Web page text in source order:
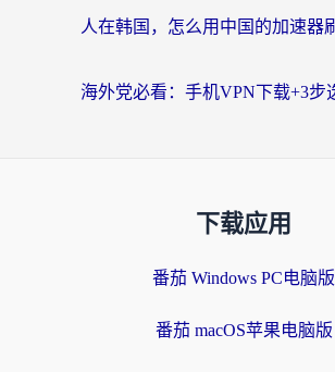
下载应用
番茄 Windows PC电脑版
番茄 macOS苹果电脑版